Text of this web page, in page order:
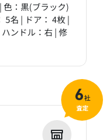
色：黒(ブラック)
5名 | ドア： 4枚 |
ンドル：右 | 修
6社
査定